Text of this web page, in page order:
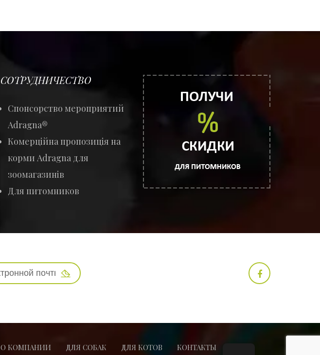
СОТРУДНИЧЕСТВО
Спонсорство мероприятий
Adragna®
Комерційна пропозиція на
корми Adragna для
зоомагазинів
Для питомников
О КОМПАНИИ ДЛЯ СОБАК ДЛЯ КОТОВ КОНТАКТЫ